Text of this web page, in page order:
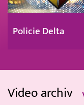
Policie Delta
Video archiv